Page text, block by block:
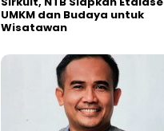
UMKM dan Budaya untuk
Wisatawan